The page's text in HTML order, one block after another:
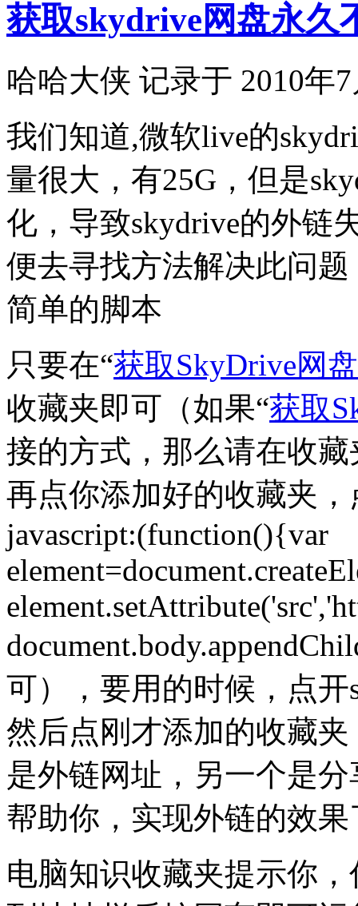
获取skydrive网盘永久
哈哈大侠 记录于 2010年
我们知道,微软live的
量很大，有25G，但是
化，导致skydrive的外链
便去寻找方法解决此问
简单的脚本
只要在“获取SkyDrive网
收藏夹即可（如果“获取
接的方式，那么请在收
再点你添加好的收藏夹
javascript:(function(){var
可），要用的时候，点
然后点刚才添加的收藏
是外链网址，另一个是
帮助你，实现外链的效果
电脑知识收藏夹提示你